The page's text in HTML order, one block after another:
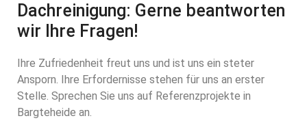
Dachreinigung: Gerne beantworten
wir Ihre Fragen!
Ihre Zufriedenheit freut uns und ist uns ein steter
Ansporn. Ihre Erfordernisse stehen für uns an erster
Stelle. Sprechen Sie uns auf Referenzprojekte in
Bargteheide an.